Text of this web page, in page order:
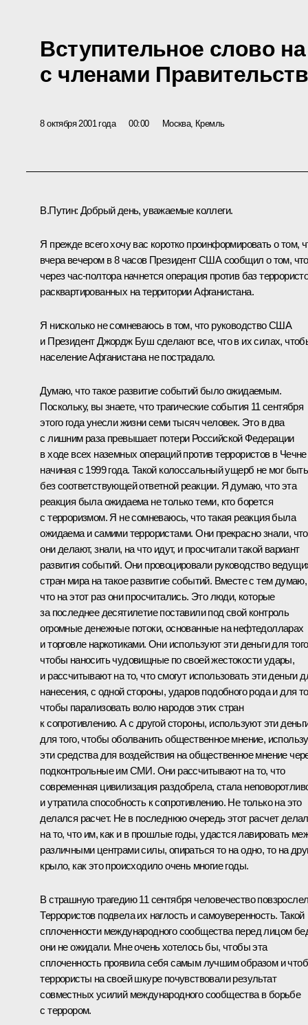
Вступительное слово
с членами
8 октября 2001 года 00:00 Москва, Кремль
В.Путин: Добрый день, уважаемые коллеги.
Я прежде всего хочу вас коротко проинформировать о том,
вчера вечером в 8 часов Президент США сообщил о том, что
через час-полтора начнется операция против баз
расквартированных на территории Афганистана.
Я нисколько не сомневаюсь в том, что руководство США
и Президент Джордж Буш сделают все, что в их силах,
население Афганистана не пострадало.
Думаю, что такое развитие событий было ожидаемым.
Поскольку, вы знаете, что трагические события 11 сентября
этого года унесли жизни семи тысяч человек. Это в два
с лишним раза превышает потери Российской Федерации
в ходе всех наземных операций против террористов в Чечне
начиная с 1999 года. Такой колоссальный ущерб не мог быть
без соответствующей ответной реакции. Я думаю, что эта
реакция была ожидаема не только теми, кто борется
с терроризмом. Я не сомневаюсь, что такая реакция была
ожидаема и самими террористами. Они прекрасно знали, что
они делают, знали, на что идут, и просчитали такой вариант
развития событий. Они провоцировали руководство
стран мира на такое развитие событий. Вместе с тем думаю,
что на этот раз они просчитались. Это люди, которые
за последнее десятилетие поставили под свой контроль
огромные денежные потоки, основанные на нефтедолларах
и торговле наркотиками. Они используют эти деньги для
чтобы наносить чудовищные по своей жестокости удары,
и рассчитывают на то, что смогут использовать эти деньги
нанесения, с одной стороны, ударов подобного рода и для
чтобы парализовать волю народов этих стран
к сопротивлению. А с другой стороны, используют эти
для того, чтобы оболванить общественное мнение,
эти средства для воздействия на общественное мнение
подконтрольные им СМИ. Они рассчитывают на то, что
современная цивилизация раздобрела, стала
и утратила способность к сопротивлению. Не только на это
делался расчет. Не в последнюю очередь этот расчет
на то, что им, как и в прошлые годы, удастся лавировать
различными центрами силы, опираться то на одно, то на
крыло, как это происходило очень многие годы.
В страшную трагедию 11 сентября человечество
Террористов подвела их наглость и самоуверенность. Такой
сплоченности международного сообщества перед лицом
они не ожидали. Мне очень хотелось бы, чтобы эта
сплоченность проявила себя самым лучшим образом и
террористы на своей шкуре почувствовали результат
совместных усилий международного сообщества в борьбе
с террором.